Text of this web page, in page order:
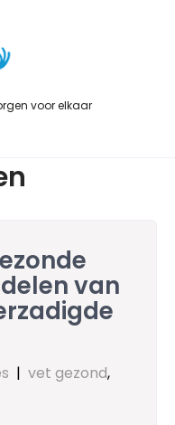
voor elkaar
van
| vet gezond,